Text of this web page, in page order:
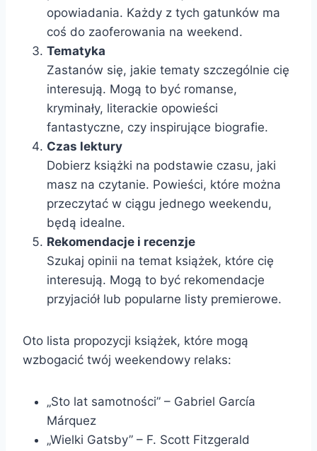
opowiadania. Każdy z tych gatunków ma
coś do zaoferowania na weekend.
Tematyka
Zastanów się, jakie tematy szczególnie cię
interesują. Mogą to być romanse,
kryminały, literackie opowieści
fantastyczne, czy inspirujące biografie.
Czas lektury
Dobierz książki na podstawie czasu, jaki
masz na czytanie. Powieści, które można
przeczytać w ciągu jednego weekendu,
będą idealne.
Rekomendacje i recenzje
Szukaj opinii na temat książek, które cię
interesują. Mogą to być rekomendacje
przyjaciół lub popularne listy premierowe.
Oto lista propozycji książek, które mogą
wzbogacić twój weekendowy relaks:
„Sto lat samotności” – Gabriel García
Márquez
„Wielki Gatsby” – F. Scott Fitzgerald